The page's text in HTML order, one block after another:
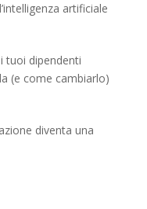
artificiale
tuoi dipendenti
(e come cambiarlo)
diventa una